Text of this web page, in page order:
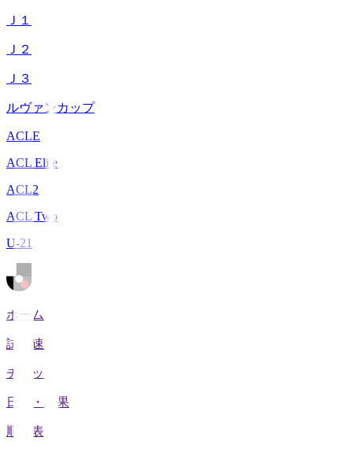
Ｊ１
Ｊ２
Ｊ３
ルヴァンカップ
ACLE
ACL Elite
ACL2
ACL Two
U-21
ホーム
試合速報
チケット
日程・結果
順位表